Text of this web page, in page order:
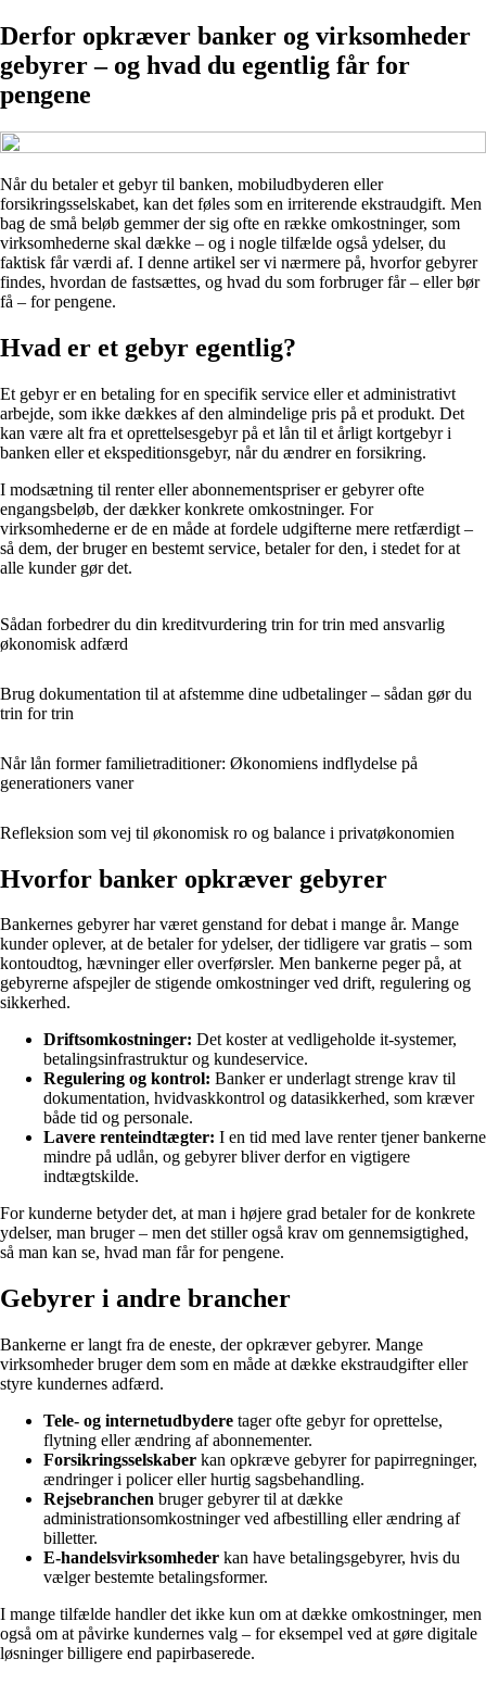
Derfor opkræver banker og virksomheder
gebyrer – og hvad du egentlig får for
pengene
Når du betaler et gebyr til banken, mobiludbyderen eller
forsikringsselskabet, kan det føles som en irriterende ekstraudgift. Men
bag de små beløb gemmer der sig ofte en række omkostninger, som
virksomhederne skal dække – og i nogle tilfælde også ydelser, du
faktisk får værdi af. I denne artikel ser vi nærmere på, hvorfor gebyrer
findes, hvordan de fastsættes, og hvad du som forbruger får – eller bør
få – for pengene.
Hvad er et gebyr egentlig?
Et gebyr er en betaling for en specifik service eller et administrativt
arbejde, som ikke dækkes af den almindelige pris på et produkt. Det
kan være alt fra et oprettelsesgebyr på et lån til et årligt kortgebyr i
banken eller et ekspeditionsgebyr, når du ændrer en forsikring.
I modsætning til renter eller abonnementspriser er gebyrer ofte
engangsbeløb, der dækker konkrete omkostninger. For
virksomhederne er de en måde at fordele udgifterne mere retfærdigt –
så dem, der bruger en bestemt service, betaler for den, i stedet for at
alle kunder gør det.
Sådan forbedrer du din kreditvurdering trin for trin med ansvarlig
økonomisk adfærd
Brug dokumentation til at afstemme dine udbetalinger – sådan gør du
trin for trin
Når lån former familietraditioner: Økonomiens indflydelse på
generationers vaner
Refleksion som vej til økonomisk ro og balance i privatøkonomien
Hvorfor banker opkræver gebyrer
Bankernes gebyrer har været genstand for debat i mange år. Mange
kunder oplever, at de betaler for ydelser, der tidligere var gratis – som
kontoudtog, hævninger eller overførsler. Men bankerne peger på, at
gebyrerne afspejler de stigende omkostninger ved drift, regulering og
sikkerhed.
Driftsomkostninger: Det koster at vedligeholde it-systemer,
betalingsinfrastruktur og kundeservice.
Regulering og kontrol: Banker er underlagt strenge krav til
dokumentation, hvidvaskkontrol og datasikkerhed, som kræver
både tid og personale.
Lavere renteindtægter: I en tid med lave renter tjener bankerne
mindre på udlån, og gebyrer bliver derfor en vigtigere
indtægtskilde.
For kunderne betyder det, at man i højere grad betaler for de konkrete
ydelser, man bruger – men det stiller også krav om gennemsigtighed,
så man kan se, hvad man får for pengene.
Gebyrer i andre brancher
Bankerne er langt fra de eneste, der opkræver gebyrer. Mange
virksomheder bruger dem som en måde at dække ekstraudgifter eller
styre kundernes adfærd.
Tele- og internetudbydere tager ofte gebyr for oprettelse,
flytning eller ændring af abonnementer.
Forsikringsselskaber kan opkræve gebyrer for papirregninger,
ændringer i policer eller hurtig sagsbehandling.
Rejsebranchen bruger gebyrer til at dække
administrationsomkostninger ved afbestilling eller ændring af
billetter.
E-handelsvirksomheder kan have betalingsgebyrer, hvis du
vælger bestemte betalingsformer.
I mange tilfælde handler det ikke kun om at dække omkostninger, men
også om at påvirke kundernes valg – for eksempel ved at gøre digitale
løsninger billigere end papirbaserede.